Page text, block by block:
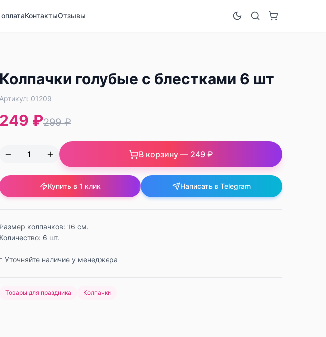
КонтактыОтзывы
Колпачки голубые с блестками 6 шт
Артикул: 01209
249 ₽299 ₽
В корзину — 249 ₽
Купить в 1 клик Написать в Telegram
Размер колпачков: 16 см.
Количество: 6 шт.
* Уточняйте наличие у менеджера
Товары для праздника Колпачки